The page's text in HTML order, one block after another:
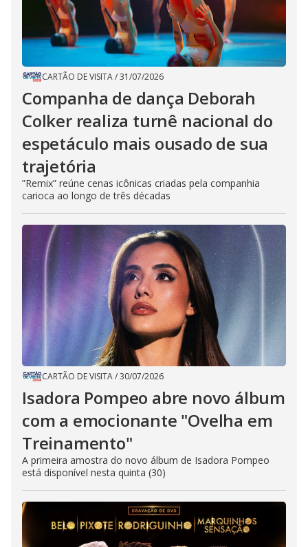
CARTÃO DE VISITA/31/07/2026
Companha de dança Deborah
Colker realiza turnê nacional do
espetáculo mais ousado de sua
trajetória
”Remix” reúne cenas icônicas criadas pela companhia
carioca ao longo de três décadas
CARTÃO DE VISITA/30/07/2026
Isadora Pompeo abre novo álbum
com a emocionante "Ovelha em
Treinamento"
A primeira amostra do novo álbum de Isadora Pompeo
está disponível nesta quinta (30)